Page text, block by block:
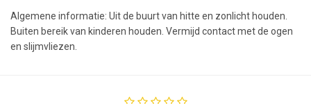
Algemene informatie: Uit de buurt van hitte en zonlicht houden.
Buiten bereik van kinderen houden. Vermijd contact met de ogen
en slijmvliezen.